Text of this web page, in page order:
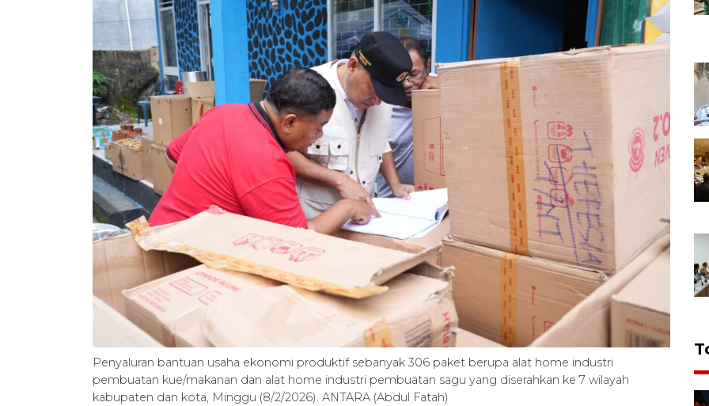
Penyaluran bantuan usaha ekonomi produktif sebanyak 306 paket berupa alat home industri
pembuatan kue/makanan dan alat home industri pembuatan sagu yang diserahkan ke 7 wilayah
kabupaten dan kota, Minggu (8/2/2026). ANTARA (Abdul Fatah)